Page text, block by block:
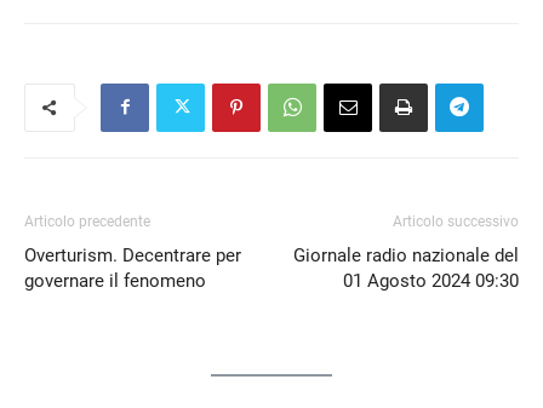
Articolo precedente
Overturism. Decentrare per
governare il fenomeno
Articolo successivo
Giornale radio nazionale del
01 Agosto 2024 09:30